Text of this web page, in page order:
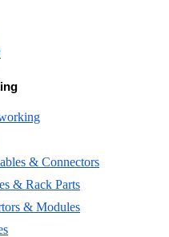
& Connectors
& Rack Parts
& Modules
for PIMF cables. Fast and
R-M-Products/Twisted-